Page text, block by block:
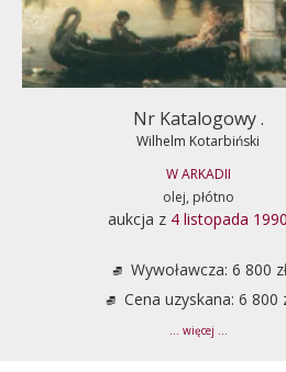
Nr Katalogowy .
Wilhelm Kotarbiński
W ARKADII
olej, płótno
aukcja z 4 listopada 1990
Wywoławcza: 6 800
Cena uzyskana: 6 800
... więcej ...